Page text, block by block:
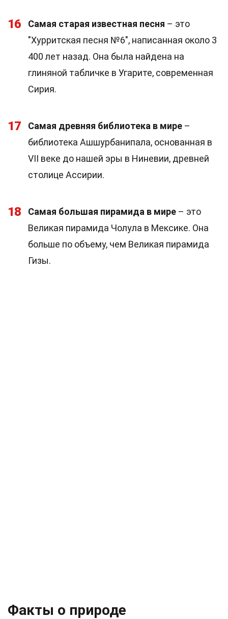
16 Самая старая известная песня – это
"Хурритская песня №6", написанная около 3
400 лет назад. Она была найдена на
глиняной табличке в Угарите, современная
Сирия.
17 Самая древняя библиотека в мире –
библиотека Ашшурбанипала, основанная в
VII веке до нашей эры в Ниневии, древней
столице Ассирии.
18 Самая большая пирамида в мире – это
Великая пирамида Чолула в Мексике. Она
больше по объему, чем Великая пирамида
Гизы.
Факты о природе